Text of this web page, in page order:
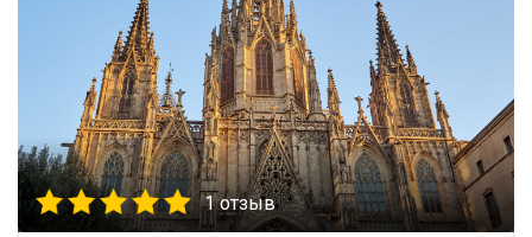
1 отзыв